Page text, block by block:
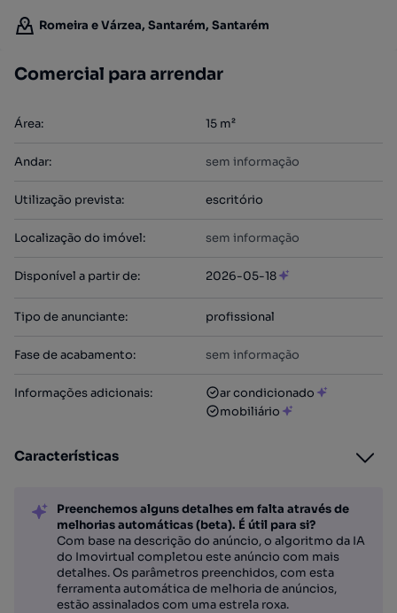
Romeira e Várzea, Santarém, Santarém
Comercial para arrendar
Área: 15 m²
Andar: sem informação
Utilização prevista: escritório
Localização do imóvel: sem informação
Disponível a partir de: 2026-05-18
Tipo de anunciante: profissional
Fase de acabamento: sem informação
Informações adicionais:
ar condicionado
mobiliário
Características
Preenchemos alguns detalhes em falta através de
melhorias automáticas (beta). É útil para si?
Com base na descrição do anúncio, o algoritmo da IA
do Imovirtual completou este anúncio com mais
detalhes. Os parâmetros preenchidos, com esta
ferramenta automática de melhoria de anúncios,
estão assinalados com uma estrela roxa.